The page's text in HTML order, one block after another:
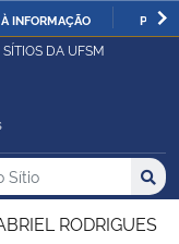
INFORMAÇÃO
SÍTIOS DA UFSM
no no Sítio
RODRIGUES